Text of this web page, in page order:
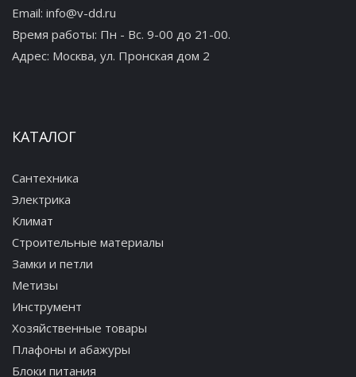
Email: info@v-dd.ru
Время работы: Пн - Вс. 9-00 до 21-00.
Адрес: Москва, ул. Пронская дом 2
КАТАЛОГ
Сантехника
Электрика
Климат
Строительные материалы
Замки и петли
Метизы
Инструмент
Хозяйственные товары
Плафоны и абажуры
Блоки питания